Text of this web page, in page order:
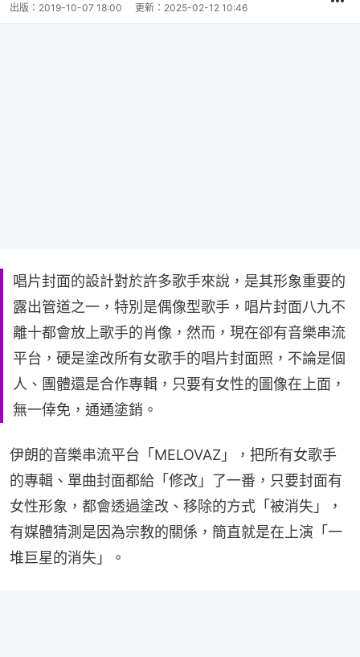
出版： 2019-10-07 18:00 更新： 2025-02-12 10:46
唱片封面的設計對於許多歌手來說，是其形象重要的
露出管道之一，特別是偶像型歌手，唱片封面八九不
離十都會放上歌手的肖像，然而，現在卻有音樂串流
平台，硬是塗改所有女歌手的唱片封面照，不論是個
人、團體還是合作專輯，只要有女性的圖像在上面，
無一倖免，通通塗銷。
伊朗的音樂串流平台「MELOVAZ」，把所有女歌手
的專輯、單曲封面都給「修改」了一番，只要封面有
女性形象，都會透過塗改、移除的方式「被消失」，
有媒體猜測是因為宗教的關係，簡直就是在上演「一
堆巨星的消失」。